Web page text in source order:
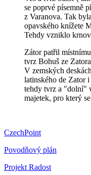
se poprvé písemně
z Varanova. Tak
opavského knížete
Tehdy vzniklo
Zátor patřil
tvrz Bohuš ze
V zemských
latinského de Zator
tehdy tvrz a "dolní"
majetek, pro který
CzechPoint
Povodňový plán
Projekt Radost